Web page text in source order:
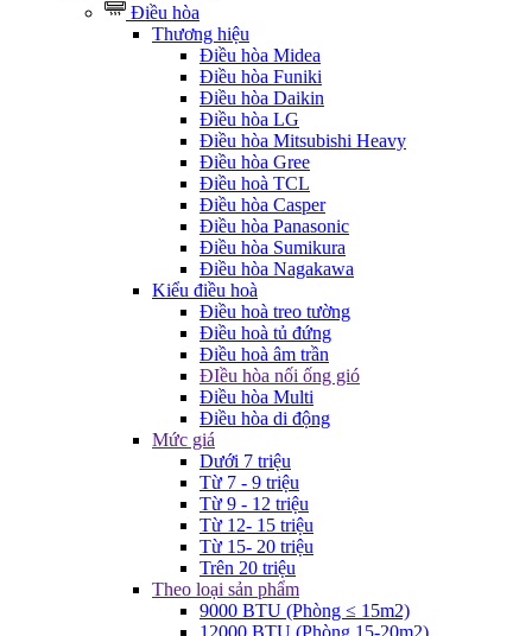
Điều hòa
Thương hiệu
Điều hòa Midea
Điều hòa Funiki
Điều hòa Daikin
Điều hòa LG
Điều hòa Mitsubishi Heavy
Điều hòa Gree
Điều hoà TCL
Điều hòa Casper
Điều hòa Panasonic
Điều hòa Sumikura
Điều hòa Nagakawa
Kiểu điều hoà
Điều hoà treo tường
Điều hoà tủ đứng
Điều hoà âm trần
ĐIều hòa nối ống gió
Điều hòa Multi
Điều hòa di động
Mức giá
Dưới 7 triệu
Từ 7 - 9 triệu
Từ 9 - 12 triệu
Từ 12- 15 triệu
Từ 15- 20 triệu
Trên 20 triệu
Theo loại sản phẩm
9000 BTU (Phòng ≤ 15m2)
12000 BTU (Phòng 15-20m2)